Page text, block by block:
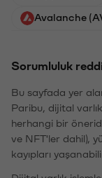
Avalanche
Sorumluluk reddi
Bu sayfada yer
Paribu, dijital
herhangi bir
ve NFT'ler dahil),
kayıpları